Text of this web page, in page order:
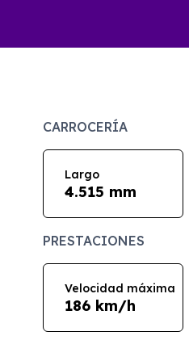
CARROCERÍA
Largo
4.515 mm
PRESTACIONES
Velocidad máxima
186 km/h